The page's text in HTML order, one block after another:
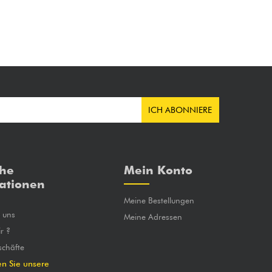
ICH ABONNIERE
?
Sie unsere
Mein Konto
Meine Bestellungen
Meine Adressen